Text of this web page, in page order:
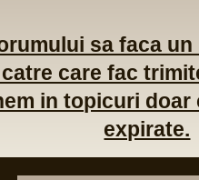
sa faca
care fac
in topicuri
expirate.